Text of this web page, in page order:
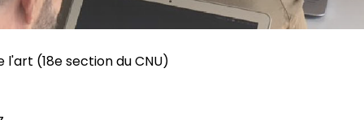
(18e section du CNU)